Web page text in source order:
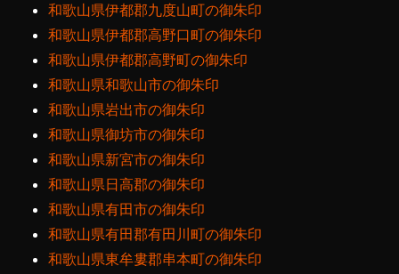
和歌山県伊都郡九度山町の御朱印
和歌山県伊都郡高野口町の御朱印
和歌山県伊都郡高野町の御朱印
和歌山県和歌山市の御朱印
和歌山県岩出市の御朱印
和歌山県御坊市の御朱印
和歌山県新宮市の御朱印
和歌山県日高郡の御朱印
和歌山県有田市の御朱印
和歌山県有田郡有田川町の御朱印
和歌山県東牟婁郡串本町の御朱印